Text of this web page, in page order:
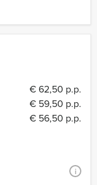
€ 62,50 p.p.
€ 59,50 p.p.
€ 56,50 p.p.
i